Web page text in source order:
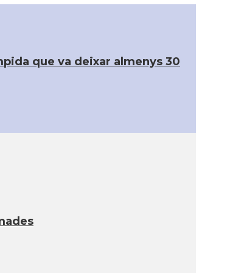
que va deixar almenys 30